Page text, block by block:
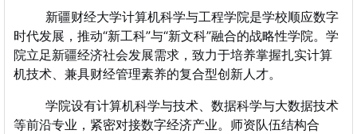
新疆财经大学计算机科学与工程学院是学校顺应数字
时代发展，推动“新工科”与“新文科”融合的战略性学院。学
院立足新疆经济社会发展需求，致力于培养掌握扎实计算
机技术、兼具财经管理素养的复合型创新人才。
学院设有计算机科学与技术、数据科学与大数据技术
等前沿专业，紧密对接数字经济产业。师资队伍结构合